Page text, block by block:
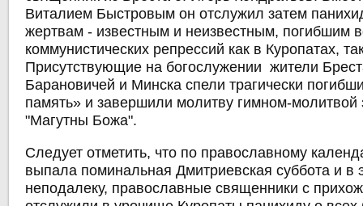
Виталием Быстровым он отслужил затем
жертвам - известным и неизвестным, погибшим
коммунистических репрессий как в Куропатах,
Присутствующие на богослужении жители
Барановичей и Минска спели трагически
память» и завершили молитву гимном-молитвой
"Магутны Божа".
Следует отметить, что по православному
выпала поминальная Дмитриевская суббота и в
неподалеку, православные священники с